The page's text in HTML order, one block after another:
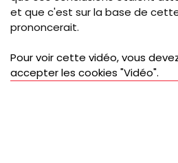
et que c'est sur la base de
prononcerait.
Pour voir cette vidéo, vous
accepter les cookies "Vidéo".